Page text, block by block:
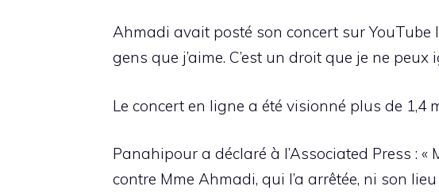
Ahmadi avait posté son concert sur YouTube
gens que j’aime. C’est un droit que je ne
Le concert en ligne a été visionné plus de 1,4
Panahipour a déclaré à l’Associated Press :
contre Mme Ahmadi, qui l’a arrêtée, ni son